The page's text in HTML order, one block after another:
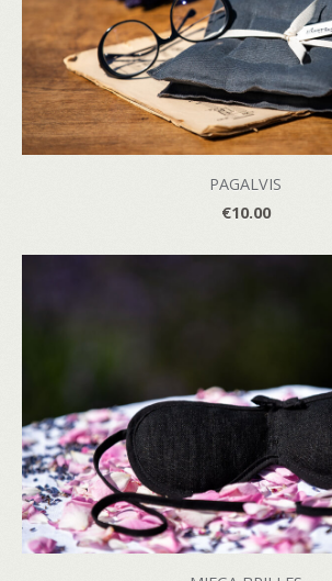
PAGALVIS
€10.00